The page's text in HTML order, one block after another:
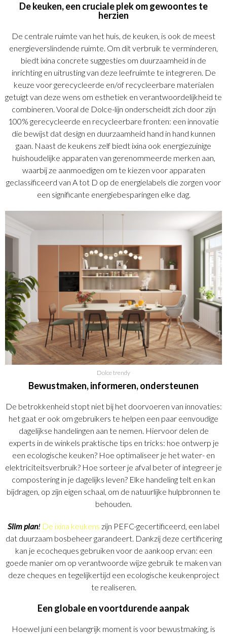
De keuken, een cruciale plek om gewoontes te
herzien
De centrale ruimte van het huis, de keuken, is ook de meest
energieverslindende ruimte. Om dit verbruik te verminderen,
biedt ixina concrete suggesties om duurzaamheid in de
inrichting en uitrusting van deze leefruimte te integreren. De
keuze voor gerecycleerde en/of recycleerbare materialen
getuigt van deze wens om esthetiek en verantwoordelijkheid te
combineren. Vooral de Dolce-lijn onderscheidt zich door zijn
100% gerecycleerde en recycleerbare fronten: een innovatie
die bewijst dat design en duurzaamheid hand in hand kunnen
gaan. Naast de keukens zelf biedt ixina ook energiezuinige
huishoudelijke apparaten van gerenommeerde merken aan,
waarbij ze aanmoedigen om te kiezen voor apparaten
geclassificeerd van A tot D op de energielabels die zorgen voor
een significante energiebesparingen elke dag.
Dolce trendy
Bewustmaken, informeren, ondersteunen
De betrokkenheid stopt niet bij het doorvoeren van innovaties:
het gaat er ook om gebruikers te helpen een paar eenvoudige
dagelijkse handelingen aan te nemen. Hiervoor delen de
experts in de winkels praktische tips en tricks: hoe ontwerp je
een ecologische keuken? Hoe optimaliseer je het water- en
elektriciteitsverbruik? Hoe sorteer je afval beter of integreer je
compostering in je dagelijks leven? Elke handeling telt en kan
bijdragen, op zijn eigen schaal, om de natuurlijke hulpbronnen te
behouden.
Slim plan! De ixina keukens zijn PEFC-gecertificeerd, een label
dat duurzaam bosbeheer garandeert. Dankzij deze certificering
kan je ecocheques gebruiken voor de aankoop ervan: een
goede manier om op verantwoorde wijze gebruik te maken van
deze cheques en tegelijkertijd een ecologische keukenproject
te realiseren.
Een globale en voortdurende aanpak
Hoewel juni een belangrijk moment is voor bewustmaking, is